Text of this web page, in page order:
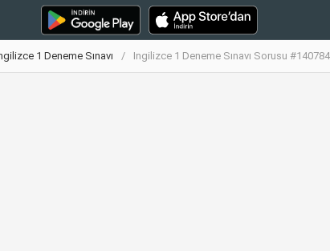
1 Deneme Sınavı Ingilizce 1 Deneme Sınavı Sorusu